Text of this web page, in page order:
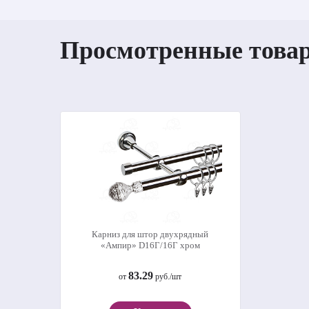
Просмотренные
Карниз для штор двухрядный
«Ампир» D16Г/16Г хром
от83.29 руб./шт